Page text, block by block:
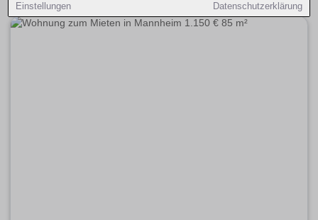
Einstellungen Datenschutzerklärung